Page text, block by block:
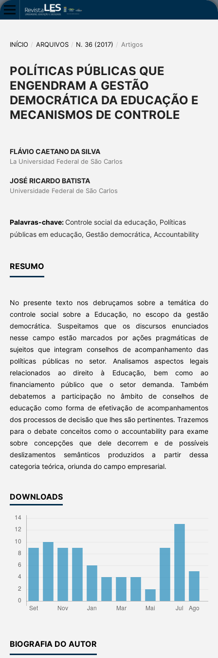
INÍCIO / ARQUIVOS / N. 36 (2017) / Artigos
POLÍTICAS PÚBLICAS QUE
ENGENDRAM A GESTÃO
DEMOCRÁTICA DA EDUCAÇÃO E
MECANISMOS DE CONTROLE
FLÁVIO CAETANO DA SILVA
La Universidad Federal de São Carlos
JOSÉ RICARDO BATISTA
Universidade Federal de São Carlos
Palavras-chave: Controle social da educação, Políticas
públicas em educação, Gestão democrática, Accountability
RESUMO
No presente texto nos debruçamos sobre a temática do
controle social sobre a Educação, no escopo da gestão
democrática. Suspeitamos que os discursos enunciados
nesse campo estão marcados por ações pragmáticas de
sujeitos que integram conselhos de acompanhamento das
políticas públicas no setor. Analisamos aspectos legais
relacionados ao direito à Educação, bem como ao
financiamento público que o setor demanda. Também
debatemos a participação no âmbito de conselhos de
educação como forma de efetivação de acompanhamentos
dos processos de decisão que lhes são pertinentes. Trazemos
para o debate conceitos como o accountability para exame
sobre concepções que dele decorrem e de possíveis
deslizamentos semânticos produzidos a partir dessa
categoria teórica, oriunda do campo empresarial.
DOWNLOADS
BIOGRAFIA DO AUTOR